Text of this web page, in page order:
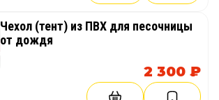
Чехол (тент) из ПВХ для песочницы
от дождя
2 300 ₽